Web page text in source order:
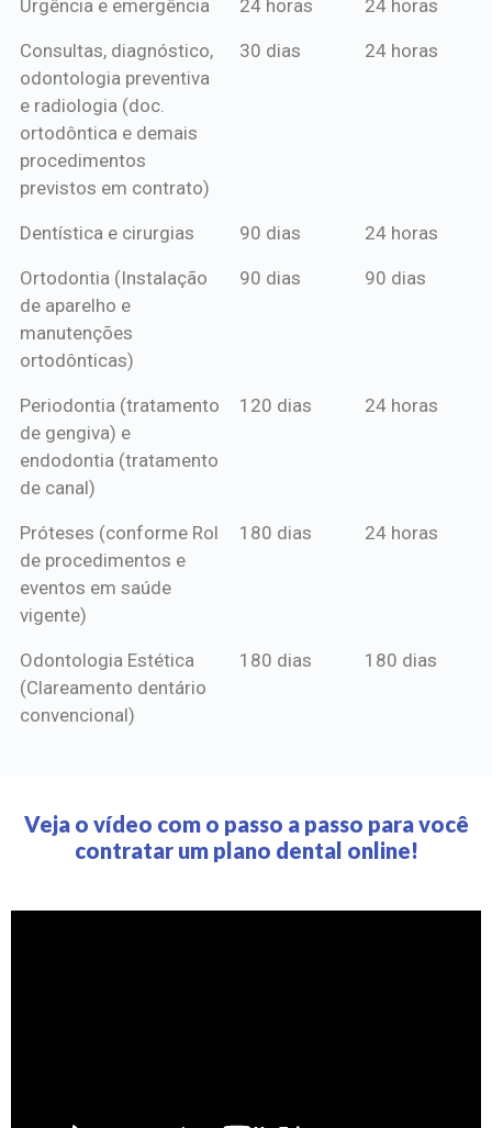
mensal*
de crédito
Urgência e emergência 24 horas 24 horas
Consultas, diagnóstico,
odontologia preventiva
e radiologia (doc.
ortodôntica e demais
procedimentos
previstos em contrato)
30 dias 24 horas
Dentística e cirurgias 90 dias 24 horas
Ortodontia (Instalação
de aparelho e
manutenções
ortodônticas)
90 dias 90 dias
Periodontia (tratamento
de gengiva) e
endodontia (tratamento
de canal)
120 dias 24 horas
Próteses (conforme Rol
de procedimentos e
eventos em saúde
vigente)
180 dias 24 horas
Odontologia Estética
(Clareamento dentário
convencional)
180 dias 180 dias
Veja o vídeo com o passo a passo para você
contratar um plano dental online!